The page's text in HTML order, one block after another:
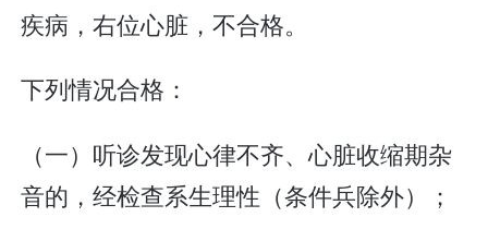
疾病，右位心脏，不合格。
下列情况合格：
（一）听诊发现心律不齐、心脏收缩期杂
音的，经检查系生理性（条件兵除外）；